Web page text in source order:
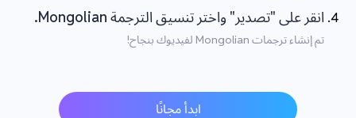
انقر على "تصدير" واختر تنسيق الترجمة Mongolian.
تم إنشاء ترجمات Mongolian لفيديوك بنجاح!
ابدأ مجانًا